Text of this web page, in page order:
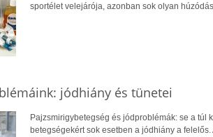
sportélet velejárója, azonban sok olyan
jódhiány és tünetei
Pajzsmirigybetegség és jódproblémák: se a túl
betegségekért sok esetben a jódhiány a